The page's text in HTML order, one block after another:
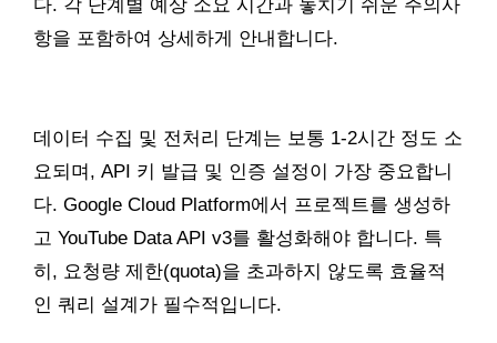
다. 각 단계별 예상 소요 시간과 놓치기 쉬운 주의사
항을 포함하여 상세하게 안내합니다.
데이터 수집 및 전처리 단계는 보통 1-2시간 정도 소
요되며, API 키 발급 및 인증 설정이 가장 중요합니
다. Google Cloud Platform에서 프로젝트를 생성하
고 YouTube Data API v3를 활성화해야 합니다. 특
히, 요청량 제한(quota)을 초과하지 않도록 효율적
인 쿼리 설계가 필수적입니다.